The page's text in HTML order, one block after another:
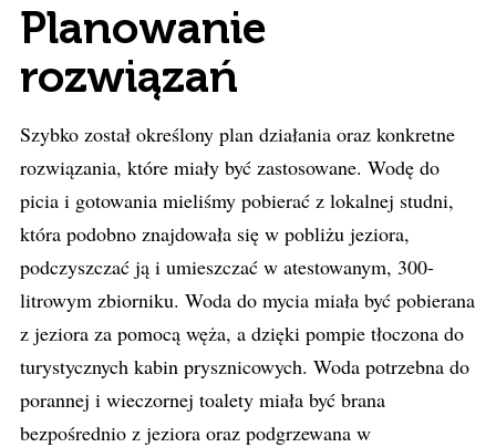
Planowanie
rozwiązań
Szybko został określony plan działania oraz konkretne
rozwiązania, które miały być zastosowane. Wodę do
picia i gotowania mieliśmy pobierać z lokalnej studni,
która podobno znajdowała się w pobliżu jeziora,
podczyszczać ją i umieszczać w atestowanym, 300-
litrowym zbiorniku. Woda do mycia miała być pobierana
z jeziora za pomocą węża, a dzięki pompie tłoczona do
turystycznych kabin prysznicowych. Woda potrzebna do
porannej i wieczornej toalety miała być brana
bezpośrednio z jeziora oraz podgrzewana w